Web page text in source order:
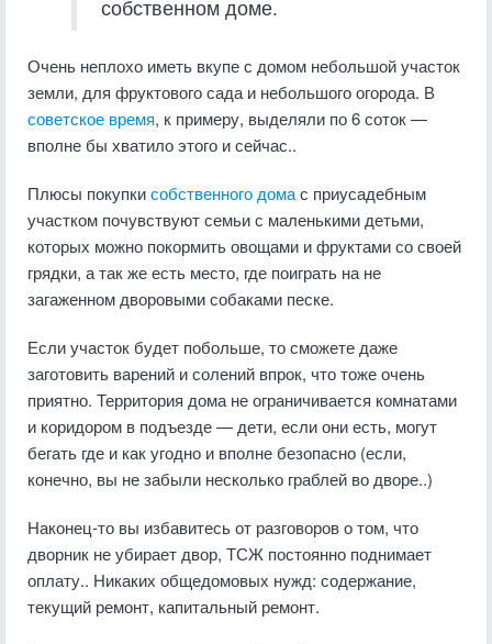
собственном доме.
Очень неплохо иметь вкупе с домом небольшой участок
земли, для фруктового сада и небольшого огорода. В
советское время, к примеру, выделяли по 6 соток —
вполне бы хватило этого и сейчас..
Плюсы покупкисобственного домас приусадебным
участком почувствуют семьи с маленькими детьми,
которых можно покормить овощами и фруктами со своей
грядки, а так же есть место, где поиграть на не
загаженном дворовыми собаками песке.
Если участок будет побольше, то сможете даже
заготовить варений и солений впрок, что тоже очень
приятно. Территория дома не ограничивается комнатами
и коридором в подъезде — дети, если они есть, могут
бегать где и как угодно и вполне безопасно (если,
конечно, вы не забыли несколько граблей во дворе..)
Наконец-то вы избавитесь от разговоров о том, что
дворник не убирает двор, ТСЖ постоянно поднимает
оплату.. Никаких общедомовых нужд: содержание,
текущий ремонт, капитальный ремонт.